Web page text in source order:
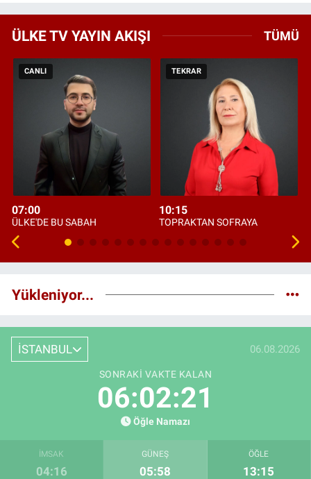
ÜLKE TV YAYIN AKIŞI TÜMÜ
CANLI
07:00
ÜLKE'DE BU SABAH
TEKRAR
10:15
TOPRAKTAN SOFRAYA
Yükleniyor...
İSTANBUL 06.08.2026
SONRAKI VAKTE KALAN
06:02:20
Öğle Namazı
İMSAK
04:16
GÜNEŞ
05:58
ÖĞLE
13:15